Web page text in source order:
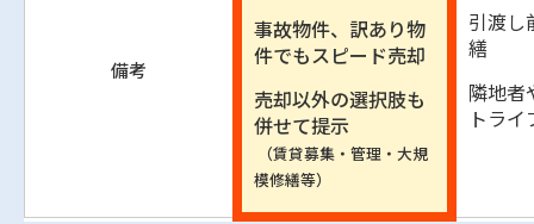
備考
事故物件、訳あり物
件でもスピード売却
売却以外の選択肢も
併せて提示
（賃貸募集・管理・大規
模修繕等）
引渡し
繕
隣地者
トラ